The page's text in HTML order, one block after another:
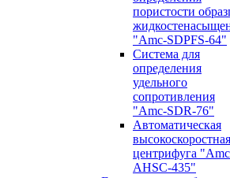
пористости
"Amc-SDPFS-64"
Система для
определения
удельного
сопротивления
"Amc-SDR-76"
Автоматическая
высокоскоростная
центрифуга
AHSC-435"